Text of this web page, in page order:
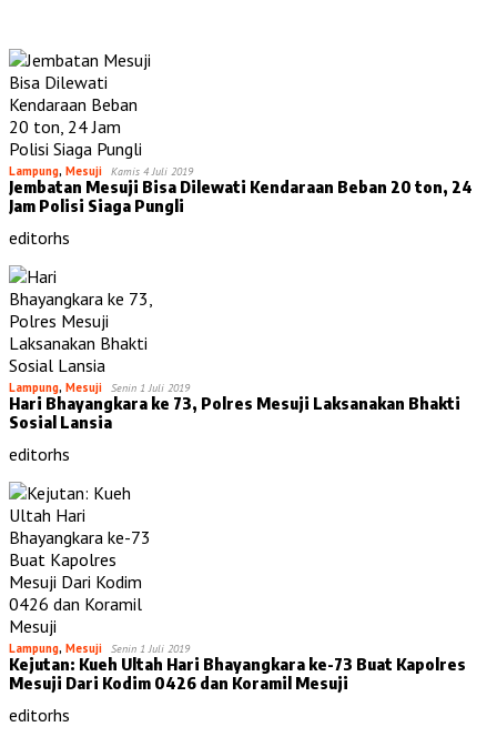
Lampung, Mesuji Kamis 4 Juli 2019
Jembatan Mesuji Bisa Dilewati Kendaraan Beban 20 ton, 24
Jam Polisi Siaga Pungli
editorhs
Lampung, Mesuji Senin 1 Juli 2019
Hari Bhayangkara ke 73, Polres Mesuji Laksanakan Bhakti
Sosial Lansia
editorhs
Lampung, Mesuji Senin 1 Juli 2019
Kejutan: Kueh Ultah Hari Bhayangkara ke-73 Buat Kapolres
Mesuji Dari Kodim 0426 dan Koramil Mesuji
editorhs